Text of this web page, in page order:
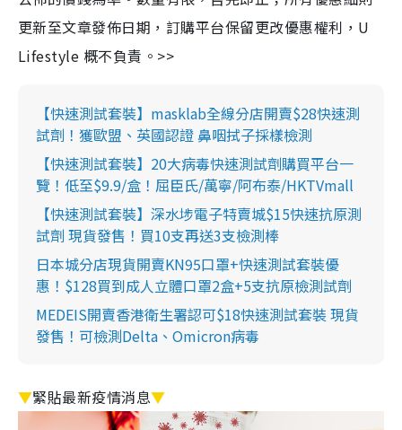
更新至文章發佈日期，訂購平台保留更改優惠權利，U
Lifestyle 概不負責。>>
【快速測試套裝】masklab全線分店開賣$28快速測
試劑！獲歐盟、英國認證 鼻咽拭子採樣檢測
【快速測試套裝】20大病毒快速測試劑購買平台一
覽！低至$9.9/盒！屈臣氏/萬寧/阿布泰/HKTVmall
【快速測試套裝】深水埗電子特賣城$15快速抗原測
試劑 現貨發售！買10支再送3支檢測棒
日本城分店現貨開賣KN95口罩+快速測試套裝優
惠！$128買到成人立體口罩2盒+5支抗原檢測試劑
MEDEIS開賣香港衛生署認可$18快速測試套裝 現貨
發售！可檢測Delta、Omicron病毒
▼緊貼最新疫情消息▼